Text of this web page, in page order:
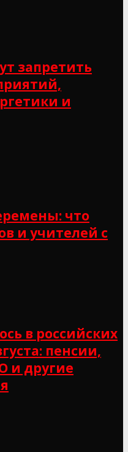
запретить
и
что
и учителей с
в российских
пенсии,
и другие